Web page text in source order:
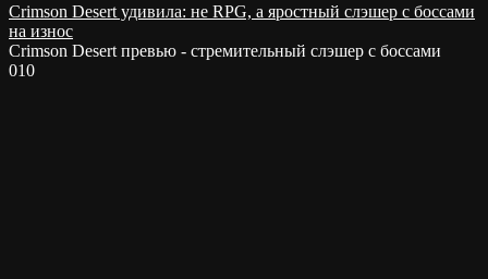
Crimson Desert удивила: не RPG, а яростный слэшер с боссами
на износ
Crimson Desert превью - стремительный слэшер с боссами
010